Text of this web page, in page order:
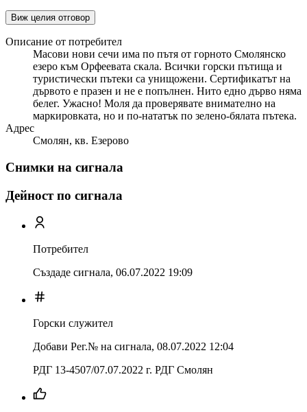
Виж целия отговор
Описание от потребител
Масови нови сечи има по пътя от горното Смолянско
езеро към Орфеевата скала. Всички горски пътища и
туристически пътеки са унищожени. Сертификатът на
дървото е празен и не е попълнен. Нито едно дърво няма
белег. Ужасно! Моля да проверявате внимателно на
маркировката, но и по-нататък по зелено-бялата пътека.
Адрес
Смолян, кв. Езерово
Снимки на сигнала
Дейност по сигнала
Потребител
Създаде сигнала, 06.07.2022 19:09
Горски служител
Добави Рег.№ на сигнала, 08.07.2022 12:04
РДГ 13-4507/07.07.2022 г. РДГ Смолян